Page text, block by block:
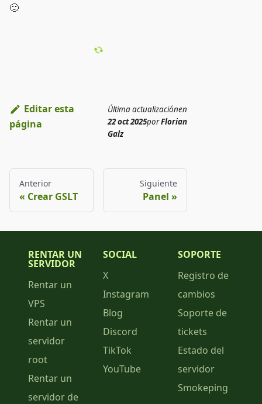
🙂
Editar esta
página
Última actualizaciónen
22 oct 2025porFlorian
Galz
Anterior
Crear GSLT
Siguiente
Panel
RENTAR UN
SERVIDOR
Rentar un
VPS
Rentar un
servidor
root
Rentar un
servidor de
SOCIAL
X
Instagram
Blog
Discord
TikTok
YouTube
SOPORTE
Registro de
cambios
Soporte de
tickets
Estado del
servidor
Smokeping